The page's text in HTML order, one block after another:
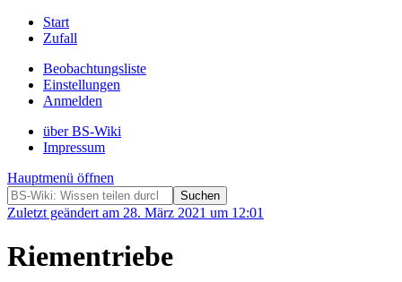
Start
Zufall
Beobachtungsliste
Einstellungen
Anmelden
über BS-Wiki
Impressum
Hauptmenü öffnen
Zuletzt geändert am 28. März 2021 um 12:01
Riementriebe